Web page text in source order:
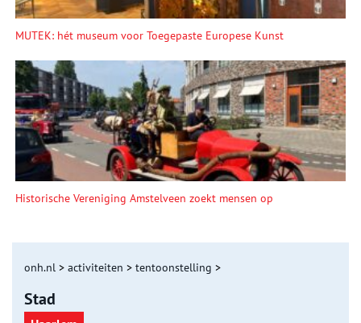
MUTEK: hét museum voor Toegepaste Europese Kunst
Historische Vereniging Amstelveen zoekt mensen op
onh.nl > activiteiten > tentoonstelling >
Stad